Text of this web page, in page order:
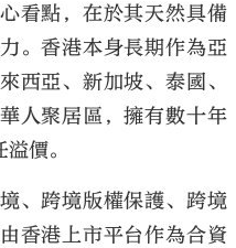
看點，在於其天然具備
。香港本身長期作為亞
西亞、新加坡、泰國、
人聚居區，擁有數十年
價。
、跨境版權保護、跨境
香港上市平台作為合資